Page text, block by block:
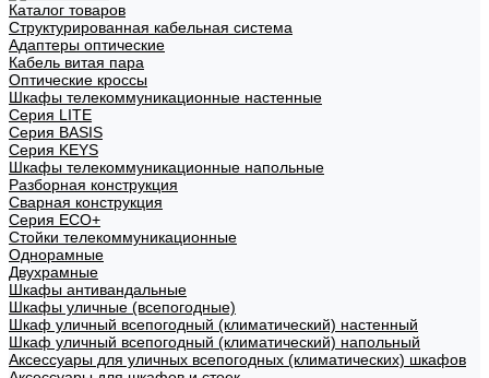
Каталог товаров
Структурированная кабельная система
Адаптеры оптические
Кабель витая пара
Оптические кроссы
Шкафы телекоммуникационные настенные
Cерия LITE
Cерия BASIS
Cерия KEYS
Шкафы телекоммуникационные напольные
Разборная конструкция
Сварная конструкция
Серия ECO+
Стойки телекоммуникационные
Однорамные
Двухрамные
Шкафы антивандальные
Шкафы уличные (всепогодные)
Шкаф уличный всепогодный (климатический) настенный
Шкаф уличный всепогодный (климатический) напольный
Аксессуары для уличных всепогодных (климатических) шкафов